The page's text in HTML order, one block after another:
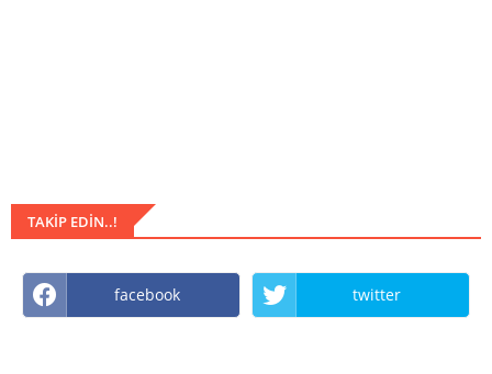
TAKIP EDIN..!
facebook twitter